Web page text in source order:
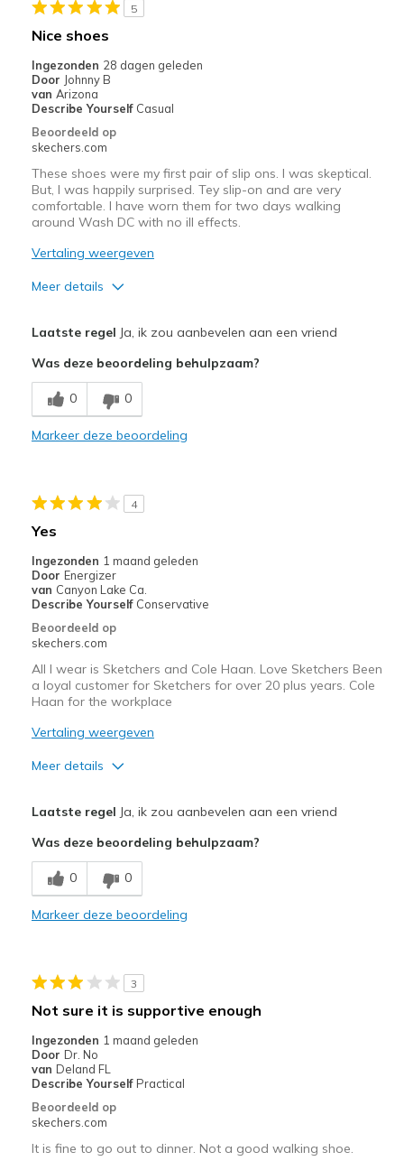
Casual Wear
Width
Feels true to width
Sizing
View On Shoes
I'm Into Shoes
5
Nice shoes
Ingezonden 28 dagen geleden
Door Johnny B
van Arizona
Describe Yourself Casual
Beoordeeld op
skechers.com
These shoes were my first pair of slip ons. I was skeptical.
But, I was happily surprised. Tey slip-on and are very
comfortable. I have worn them for two days walking
around Wash DC with no ill effects.
Vertaling weergeven
Meer details
Breathe Well
Comfortable
View On Shoes
Shoes are for Wearing
Laatste regel Ja, ik zou aanbevelen aan een vriend
Was deze beoordeling behulpzaam?
0 0
Markeer deze beoordeling
4
Yes
Ingezonden 1 maand geleden
Door Energizer
van Canyon Lake Ca.
Describe Yourself Conservative
Beoordeeld op
skechers.com
All I wear is Sketchers and Cole Haan. Love Sketchers Been
a loyal customer for Sketchers for over 20 plus years. Cole
Haan for the workplace
Vertaling weergeven
Meer details
Comfortable
Stylish
Going Out
Width
Feels too wide
Sizing
View On Shoes
I'm Into Shoes
Laatste regel Ja, ik zou aanbevelen aan een vriend
Was deze beoordeling behulpzaam?
0 0
Markeer deze beoordeling
3
Not sure it is supportive enough
Ingezonden 1 maand geleden
Door Dr. No
van Deland FL
Describe Yourself Practical
Beoordeeld op
skechers.com
It is fine to go out to dinner. Not a good walking shoe.